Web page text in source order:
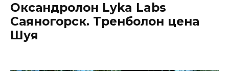
Оксандролон Lyka Labs
Саяногорск. Тренболон цена
Шуя